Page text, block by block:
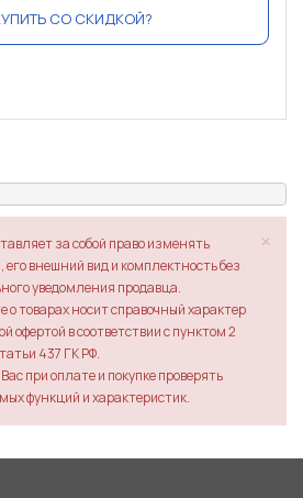
СО СКИДКОЙ?
×
за собой право изменять
его внешний вид и комплектность без
уведомления продавца.
о товарах носит справочный характер
офертой в соответствии с пунктом 2
437 ГК РФ.
при оплате и покупке проверять
функций и характеристик.